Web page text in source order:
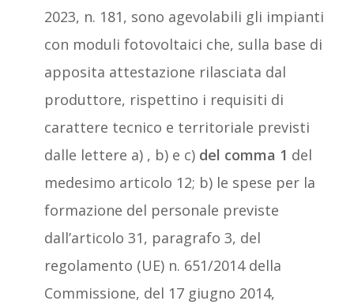
2023, n. 181, sono agevolabili gli impianti
con moduli fotovoltaici che, sulla base di
apposita attestazione rilasciata dal
produttore, rispettino i requisiti di
carattere tecnico e territoriale previsti
dalle lettere a) , b) e c) del comma 1 del
medesimo articolo 12; b) le spese per la
formazione del personale previste
dall’articolo 31, paragrafo 3, del
regolamento (UE) n. 651/2014 della
Commissione, del 17 giugno 2014,